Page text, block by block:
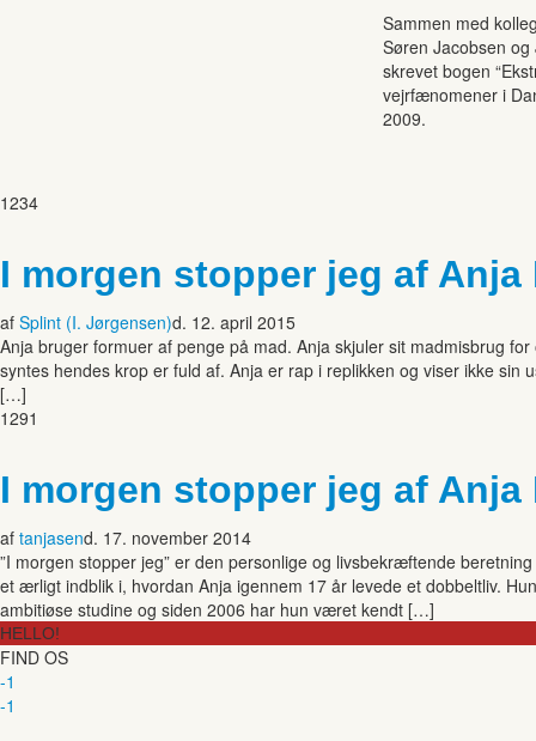
Sammen med
Søren Jacobsen
skrevet bogen
vejrfænomener i
2009.
1234
I morgen stopper jeg af Anja
af Splint (I. Jørgensen)d. 12. april 2015
Anja bruger formuer af penge på mad. Anja skjuler sit madmisbrug
syntes hendes krop er fuld af. Anja er rap i replikken og viser ikke
[…]
1291
I morgen stopper jeg af Anja
af tanjasend. 17. november 2014
”I morgen stopper jeg” er den personlige og livsbekræftende
et ærligt indblik i, hvordan Anja igennem 17 år levede et dobbeltliv.
ambitiøse studine og siden 2006 har hun været kendt […]
HELLO!
FIND OS
-1
-1